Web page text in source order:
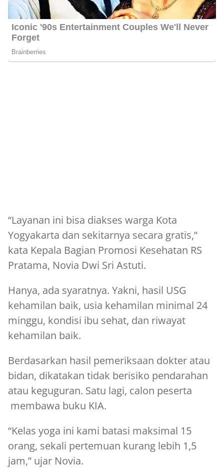
“Layanan ini bisa diakses warga Kota
Yogyakarta dan sekitarnya secara gratis,”
kata Kepala Bagian Promosi Kesehatan RS
Pratama, Novia Dwi Sri Astuti.
Hanya, ada syaratnya. Yakni, hasil USG
kehamilan baik, usia kehamilan minimal 24
minggu, kondisi ibu sehat, dan riwayat
kehamilan baik.
Berdasarkan hasil pemeriksaan dokter atau
bidan, dikatakan tidak berisiko pendarahan
atau keguguran. Satu lagi, calon peserta
membawa buku KIA.
“Kelas yoga ini kami batasi maksimal 15
orang, sekali pertemuan kurang lebih 1,5
jam,” ujar Novia.